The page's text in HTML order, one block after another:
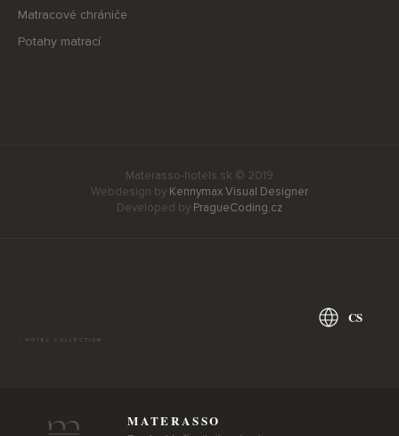
Matracové chrániče
Potahy matrací
Materasso-hotels.sk © 2019
Webdesign by Kennymax Visual Designer
Developed by PragueCoding.cz
- HOTEL COLLECTION -
CS
MATERASSO